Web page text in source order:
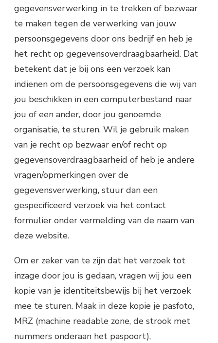
gegevensverwerking in te trekken of bezwaar
te maken tegen de verwerking van jouw
persoonsgegevens door ons bedrijf en heb je
het recht op gegevensoverdraagbaarheid. Dat
betekent dat je bij ons een verzoek kan
indienen om de persoonsgegevens die wij van
jou beschikken in een computerbestand naar
jou of een ander, door jou genoemde
organisatie, te sturen. Wil je gebruik maken
van je recht op bezwaar en/of recht op
gegevensoverdraagbaarheid of heb je andere
vragen/opmerkingen over de
gegevensverwerking, stuur dan een
gespecificeerd verzoek via het contact
formulier onder vermelding van de naam van
deze website.
Om er zeker van te zijn dat het verzoek tot
inzage door jou is gedaan, vragen wij jou een
kopie van je identiteitsbewijs bij het verzoek
mee te sturen. Maak in deze kopie je pasfoto,
MRZ (machine readable zone, de strook met
nummers onderaan het paspoort),